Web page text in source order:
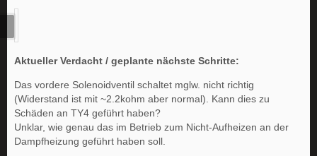
Aktueller Verdacht / geplante nächste Schritte:
Das vordere Solenoidventil schaltet mglw. nicht richtig
(Widerstand ist mit ~2.2kohm aber normal). Kann dies zu
Schäden an TY4 geführt haben?
Unklar, wie genau das im Betrieb zum Nicht-Aufheizen an der
Dampfheizung geführt haben soll.